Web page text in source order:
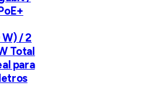
/ 2
Total
para